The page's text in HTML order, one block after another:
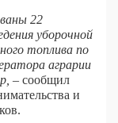
22
уборочной
топлива по
аграрии
– сообщил
и